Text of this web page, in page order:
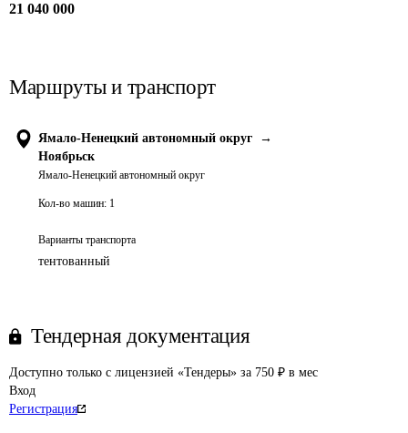
21 040 000
Маршруты и транспорт
Ямало-Ненецкий автономный округ
→
Ноябрьск
Ямало-Ненецкий автономный округ
Кол-во машин: 1
Варианты транспорта
тентованный
Тендерная документация
Доступно только с лицензией «Тендеры» за 750 ₽ в мес
Вход
Регистрация